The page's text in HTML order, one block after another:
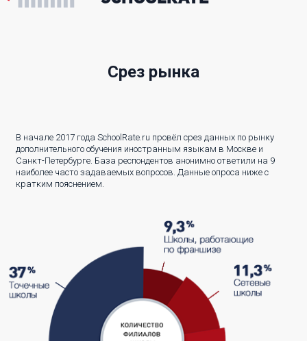
Срез рынка
В начале 2017 года SchoolRate.ru провёл срез данных по рынку
дополнительного обучения иностранным языкам в Москве и
Санкт-Петербурге. База респондентов анонимно ответили на 9
наиболее часто задаваемых вопросов. Данные опроса ниже с
кратким пояснением.